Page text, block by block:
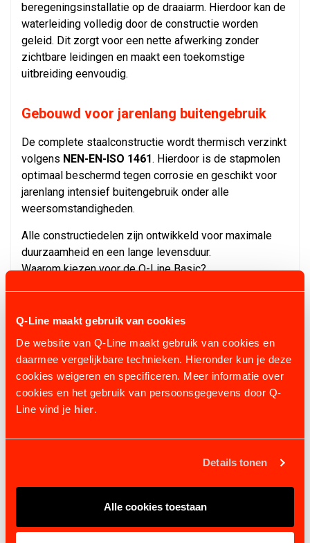
Q-Line maakt gebruik van cookies
De website van Q-Line maakt gebruik van cookies en
daarmee vergelijkbare technieken. Hieronder kun je deze
cookies weigeren en specificeren. Meer informatie over
cookies en het gebruik van persoonsgegevens door Q-
Line vind je hier.
Details tonen
Alle cookies toestaan
beregeningsinstallatie op de draaiarm. Hierdoor kan de
waterleiding volledig door de constructie worden
geleid. Dit zorgt voor een nette afwerking zonder
zichtbare leidingen en maakt een toekomstige
uitbreiding eenvoudig.
Gebouwd voor jarenlang buitengebruik
De complete staalconstructie wordt thermisch verzinkt
volgens NEN-EN-ISO 1461. Hierdoor is de stapmolen
optimaal beschermd tegen corrosie en geschikt voor
jarenlang intensief buitengebruik onder alle
weersomstandigheden.
Alle constructiedelen zijn ontwikkeld voor maximale
duurzaamheid en een lange levensduur.
Waarom kiezen voor de Q-Line Basic?
✔ Directe aandrijving zonder V-snaren.
✔ Volledig afgeschermde aandrijving.
✔ Breekbouten ter bescherming van de aandrijving.
✔ Elektronische rem.
✔ Traploos instelbare snelheid.
✔ Automatische richtingswisseling.
✔ Waterdichte bediening.
✔ Thermisch verzinkt volgens NEN-EN-ISO 1461.
Vraag vrijblijvend een offerte aan